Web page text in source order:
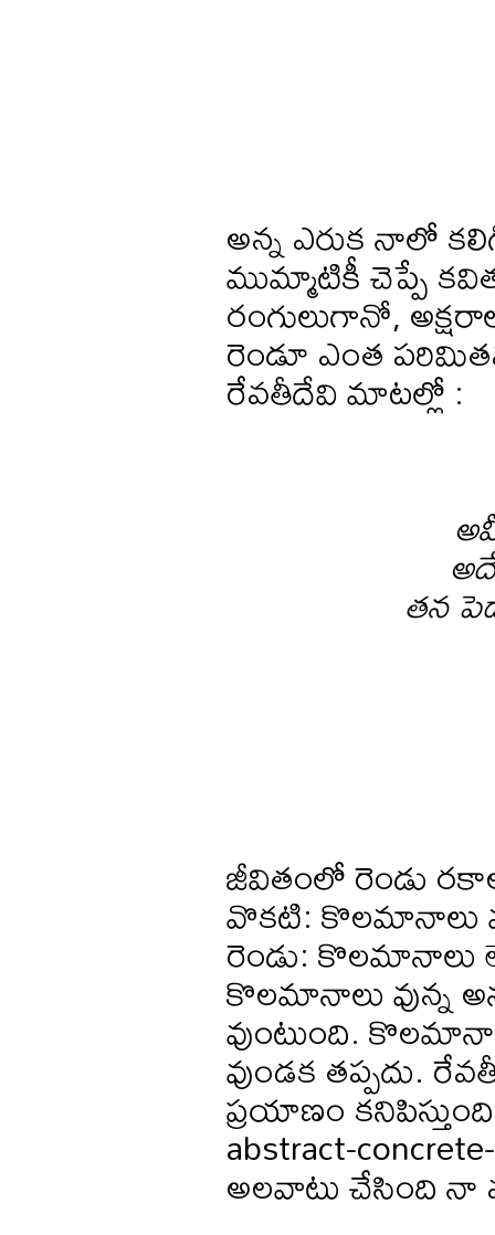
అన్న ఎరుక నాలో
ముమ్మాటికీ చెప్పే
రంగులుగానో,
రెండూ ఎంత
రేవతీదేవి మాటల్లో :
తన
జీవితంలో రెండు
వొకటి: కొలమానాలు
రెండు: కొలమానాలు
కొలమానాలు వున్న
వుంటుంది.
వుండక తప్పదు.
ప్రయాణం
abstract-
అలవాటు చేసింది నా